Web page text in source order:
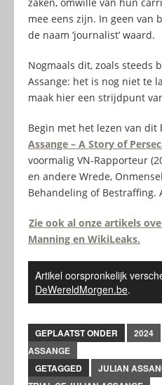
mee eens zijn. In geen van
de naam ‘journalist’ waard.
Nogmaals dit, zoals steeds
Assange: het is nog niet te
maak hier een strijdpunt
Begin met het lezen van dit
Assange – A Story of
voormalig VN-Rapporteur
en andere Wrede,
Behandeling of Bestraffing.
Zie ook al onze artikels
Manning en WikiLeaks.
Artikel oorspronkelijk
DeWereldMorgen.be.
GEPLAATST ONDER 2024
ASSANGE
GETAGGED
JULIAN